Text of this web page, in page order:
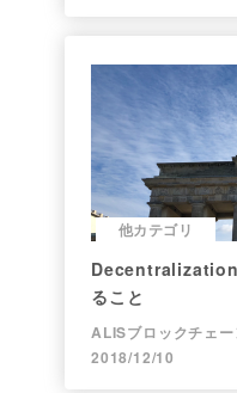
他カテゴリ
Decentralization
ること
2018/12/10